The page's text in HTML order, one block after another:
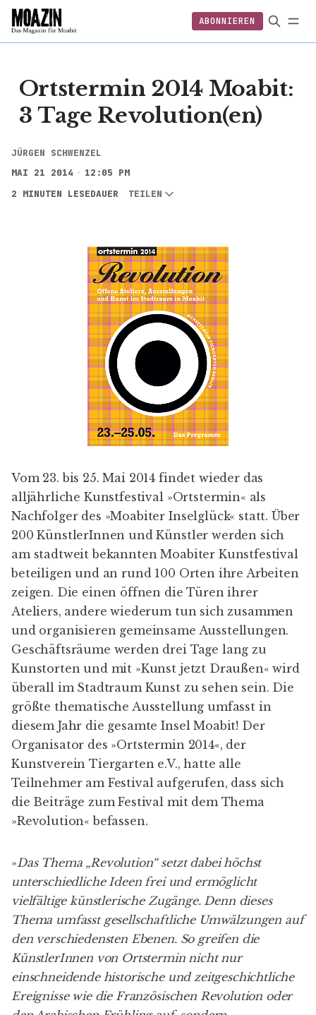
ABONNIEREN
EINLOGGEN
ABONNIEREN
Ortstermin 2014 Moabit:
3 Tage Revolution(en)
JÜRGEN SCHWENZEL
MAI 21 2014
12:05 PM
2 MINUTEN LESEDAUER
TEILEN
Vom 23. bis 25. Mai 2014 findet wieder das
alljährliche Kunstfestival »Ortstermin« als
Nachfolger des »Moabiter Inselglück« statt. Über
200 KünstlerInnen und Künstler werden sich
am stadtweit bekannten Moabiter Kunstfestival
beteiligen und an rund 100 Orten ihre Arbeiten
zeigen. Die einen öffnen die Türen ihrer
Ateliers, andere wiederum tun sich zusammen
und organisieren gemeinsame Ausstellungen.
Geschäftsräume werden drei Tage lang zu
Kunstorten und mit »Kunst jetzt Draußen« wird
überall im Stadtraum Kunst zu sehen sein. Die
größte thematische Ausstellung umfasst in
diesem Jahr die gesamte Insel Moabit! Der
Organisator des »Ortstermin 2014«, der
Kunstverein Tiergarten e.V., hatte alle
Teilnehmer am Festival aufgerufen, dass sich
die Beiträge zum Festival mit dem Thema
»Revolution« befassen.
»Das Thema „Revolution“ setzt dabei höchst
unterschiedliche Ideen frei und ermöglicht
vielfältige künstlerische Zugänge. Denn dieses
Thema umfasst gesellschaftliche Umwälzungen auf
den verschiedensten Ebenen. So greifen die
KünstlerInnen von Ortstermin nicht nur
einschneidende historische und zeitgeschichtliche
Ereignisse wie die Französischen Revolution oder